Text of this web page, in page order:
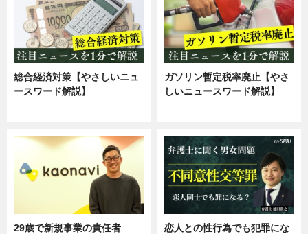
総合経済対策【やさしいニュ
ースワード解説】
ガソリン暫定税率廃止【やさ
しいニュースワード解説】
29歳で新規事業の責任者
恋人との性行為でも犯罪にな